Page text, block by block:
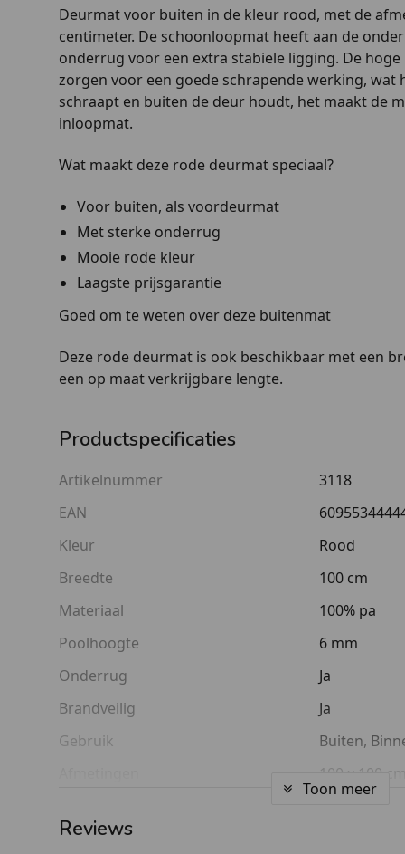
Deurmat voor buiten in de kleur rood, met de
centimeter. De schoonloopmat heeft aan de
onderrug voor een extra stabiele ligging. De
zorgen voor een goede schrapende werking, wat
schraapt en buiten de deur houdt, het maakt de
inloopmat.
Wat maakt deze rode deurmat speciaal?
Voor buiten, als voordeurmat
Met sterke onderrug
Mooie rode kleur
Laagste prijsgarantie
Goed om te weten over deze buitenmat
Deze rode deurmat is ook beschikbaar met een
een op maat verkrijgbare lengte.
Productspecificaties
Artikelnummer
3118
EAN
Kleur
Rood
Breedte
100 cm
Materiaal
100% pa
Poolhoogte
6 mm
Onderrug
Ja
Brandveilig
Ja
Gebruik
Buiten,
100 x 100 cm
Toon meer
Reviews